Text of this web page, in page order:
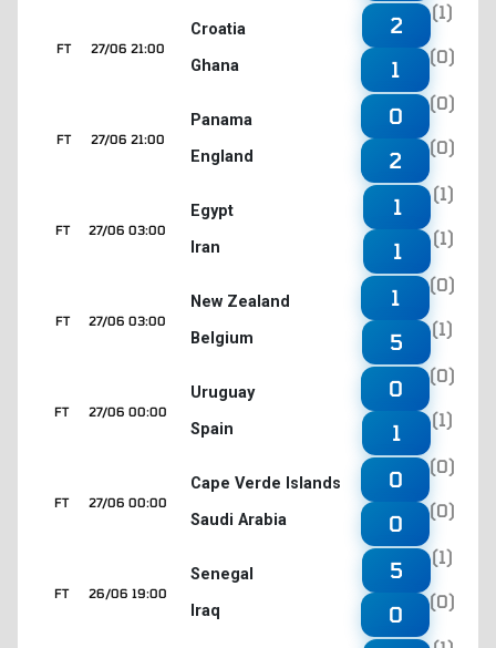
27/06 21:00
FT
Croatia
Ghana
2
(1)
1
(0)
27/06 21:00
FT
Panama
England
0
(0)
2
(0)
27/06 03:00
FT
Egypt
Iran
1
(1)
1
(1)
27/06 03:00
FT
New Zealand
Belgium
1
(0)
5
(1)
27/06 00:00
FT
Uruguay
Spain
0
(0)
1
(1)
27/06 00:00
FT
Cape Verde Islands
Saudi Arabia
0
(0)
0
(0)
26/06 19:00
FT
Senegal
Iraq
5
(1)
0
(0)